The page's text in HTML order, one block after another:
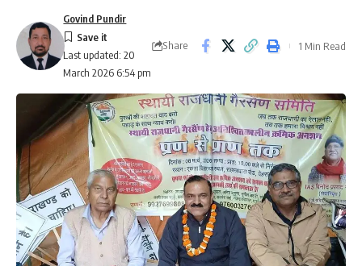
Last updated: 20
March 2026 6:54 pm
Govind Pundir
Share 1 Min Read